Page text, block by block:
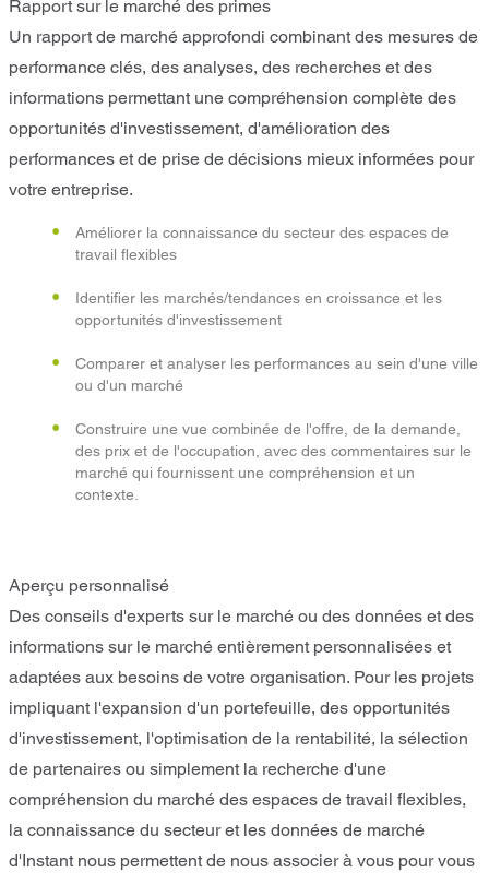
Rapport sur le marché des primes
Un rapport de marché approfondi combinant des mesures de
performance clés, des analyses, des recherches et des
informations permettant une compréhension complète des
opportunités d'investissement, d'amélioration des
performances et de prise de décisions mieux informées pour
votre entreprise.
Améliorer la connaissance du secteur des espaces de
travail flexibles
Identifier les marchés/tendances en croissance et les
opportunités d'investissement
Comparer et analyser les performances au sein d'une ville
ou d'un marché
Construire une vue combinée de l'offre, de la demande,
des prix et de l'occupation, avec des commentaires sur le
marché qui fournissent une compréhension et un
contexte.
Aperçu personnalisé
Des conseils d'experts sur le marché ou des données et des
informations sur le marché entièrement personnalisées et
adaptées aux besoins de votre organisation. Pour les projets
impliquant l'expansion d'un portefeuille, des opportunités
d'investissement, l'optimisation de la rentabilité, la sélection
de partenaires ou simplement la recherche d'une
compréhension du marché des espaces de travail flexibles,
la connaissance du secteur et les données de marché
d'Instant nous permettent de nous associer à vous pour vous